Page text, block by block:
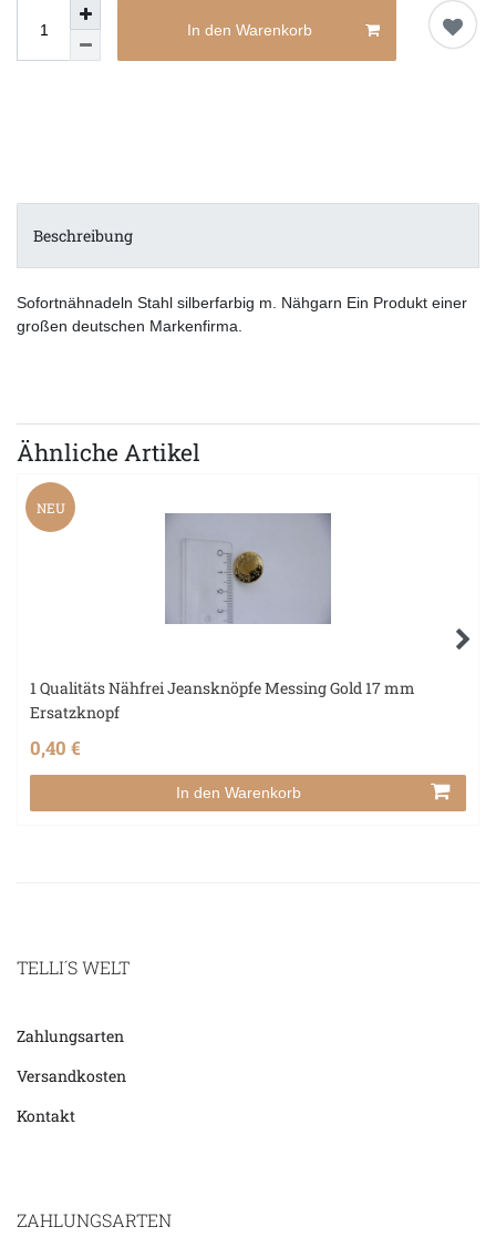
In den Warenkorb
Beschreibung
Sofortnähnadeln Stahl silberfarbig m. Nähgarn Ein Produkt einer
großen deutschen Markenfirma.
Ähnliche Artikel
NEU
1 Qualitäts Nähfrei Jeansknöpfe Messing Gold 17 mm
Ersatzknopf
0,40 €
In den Warenkorb
TELLI´S WELT
Zahlungsarten
Versandkosten
Kontakt
ZAHLUNGSARTEN